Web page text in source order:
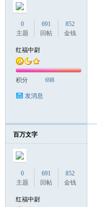
0
主题
691
回帖
852
金钱
红福中尉
积分 698
发消息
百万文字
0
主题
691
回帖
852
金钱
红福中尉